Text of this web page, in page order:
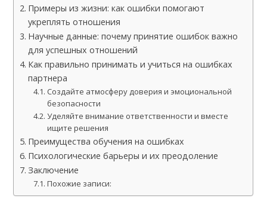
Примеры из жизни: как ошибки помогают
укреплять отношения
Научные данные: почему принятие ошибок важно
для успешных отношений
Как правильно принимать и учиться на ошибках
партнера
Создайте атмосферу доверия и эмоциональной
безопасности
Уделяйте внимание ответственности и вместе
ищите решения
Преимущества обучения на ошибках
Психологические барьеры и их преодоление
Заключение
Похожие записи: